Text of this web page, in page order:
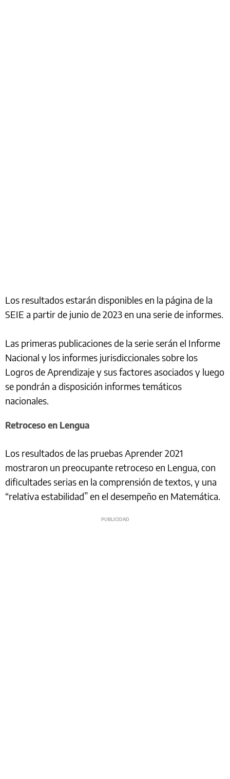
Los resultados estarán disponibles en la página de la
SEIE a partir de junio de 2023 en una serie de informes.
Las primeras publicaciones de la serie serán el Informe
Nacional y los informes jurisdiccionales sobre los
Logros de Aprendizaje y sus factores asociados y luego
se pondrán a disposición informes temáticos
nacionales.
Retroceso en Lengua
Los resultados de las pruebas Aprender 2021
mostraron un preocupante retroceso en Lengua, con
dificultades serias en la comprensión de textos, y una
“relativa estabilidad” en el desempeño en Matemática.